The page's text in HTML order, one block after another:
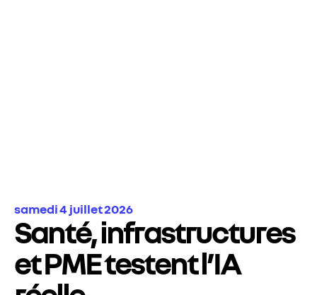
samedi 4 juillet 2026
Santé, infrastructures
et PME testent l’IA